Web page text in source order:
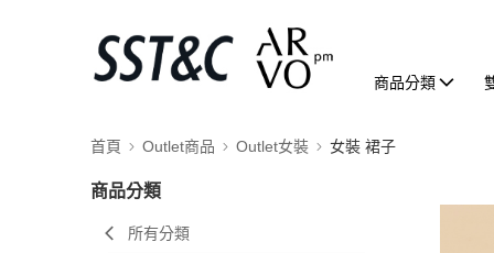
商品分類
首頁 Outlet商品 Outlet女裝 女裝 裙子
商品分類
所有分類